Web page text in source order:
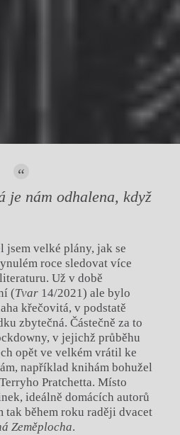
je nám odhalena, když
jsem velké plány, jak se
roce sledovat více
Už v době
(Tvar14/2021) ale bylo
křečovitá, v podstatě
zbytečná. Částečně za to
v jejichž průběhu
opět ve velkém vrátil ke
například knihám bohužel
Pratchetta. Místo
ideálně domácích autorů
tak během roku raději dvacet
Zeměplocha.